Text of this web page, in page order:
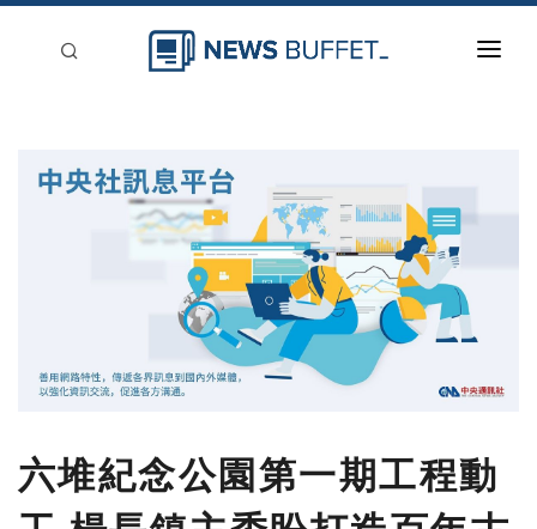
六堆紀念公園第一期工程動